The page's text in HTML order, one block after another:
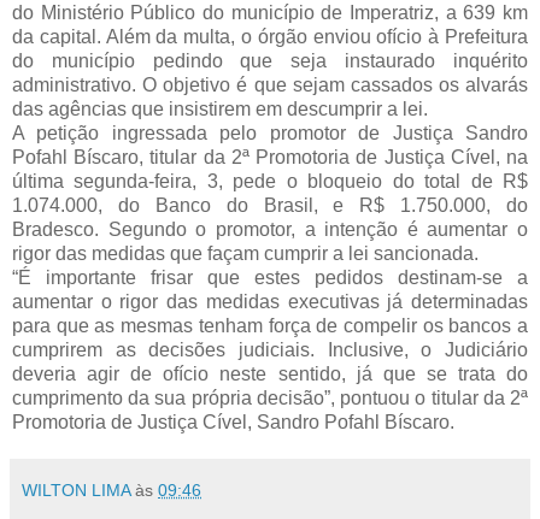
do Ministério Público do município de Imperatriz, a 639 km
da capital. Além da multa, o órgão enviou ofício à Prefeitura
do município pedindo que seja instaurado inquérito
administrativo. O objetivo é que sejam cassados os alvarás
das agências que insistirem em descumprir a lei.
A petição ingressada pelo promotor de Justiça Sandro
Pofahl Bíscaro, titular da 2ª Promotoria de Justiça Cível, na
última segunda-feira, 3, pede o bloqueio do total de R$
1.074.000, do Banco do Brasil, e R$ 1.750.000, do
Bradesco. Segundo o promotor, a intenção é aumentar o
rigor das medidas que façam cumprir a lei sancionada.
“É importante frisar que estes pedidos destinam-se a
aumentar o rigor das medidas executivas já determinadas
para que as mesmas tenham força de compelir os bancos a
cumprirem as decisões judiciais. Inclusive, o Judiciário
deveria agir de ofício neste sentido, já que se trata do
cumprimento da sua própria decisão”, pontuou o titular da 2ª
Promotoria de Justiça Cível, Sandro Pofahl Bíscaro.
WILTON LIMA às 09:46